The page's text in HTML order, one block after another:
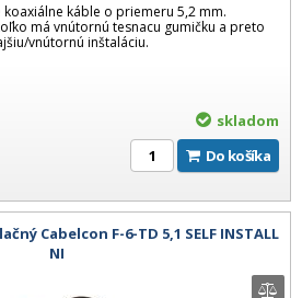
káble o priemeru 5,2 mm.
má vnútornú tesnacu gumičku a preto
vnútornú inštaláciu.
skladom
Do košíka
Cabelcon F-6-TD 5,1 SELF INSTALL
NI